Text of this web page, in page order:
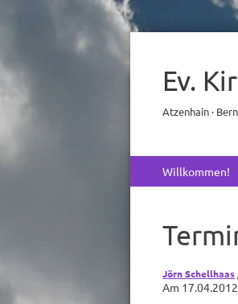
Ev.
Atzenhain ·
to
Willkommen!
Jörn Schellhaas
Am